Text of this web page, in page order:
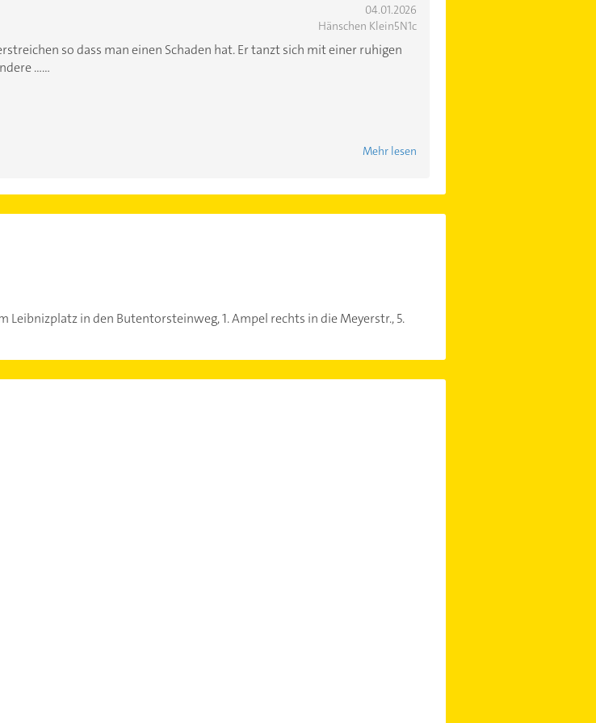
04.01.2026
Hänschen Klein5N1c
so dass man einen Schaden hat. Er tanzt sich mit einer ruhigen
......
Mehr lesen
Leibnizplatz in den Butentorsteinweg, 1. Ampel rechts in die Meyerstr., 5.